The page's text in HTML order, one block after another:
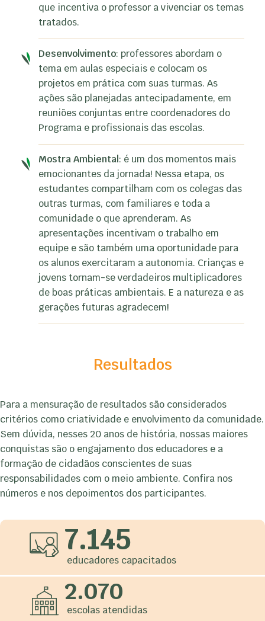
que incentiva o professor a vivenciar os temas
tratados.
Desenvolvimento: professores abordam o
tema em aulas especiais e colocam os
projetos em prática com suas turmas. As
ações são planejadas antecipadamente, em
reuniões conjuntas entre coordenadores do
Programa e profissionais das escolas.
Mostra Ambiental: é um dos momentos mais
emocionantes da jornada! Nessa etapa, os
estudantes compartilham com os colegas das
outras turmas, com familiares e toda a
comunidade o que aprenderam. As
apresentações incentivam o trabalho em
equipe e são também uma oportunidade para
os alunos exercitaram a autonomia. Crianças e
jovens tornam-se verdadeiros multiplicadores
de boas práticas ambientais. E a natureza e as
gerações futuras agradecem!
Resultados
Para a mensuração de resultados são considerados
critérios como criatividade e envolvimento da comunidade.
Sem dúvida, nesses 20 anos de história, nossas maiores
conquistas são o engajamento dos educadores e a
formação de cidadãos conscientes de suas
responsabilidades com o meio ambiente. Confira nos
números e nos depoimentos dos participantes.
7.145
educadores capacitados
2.070
escolas atendidas